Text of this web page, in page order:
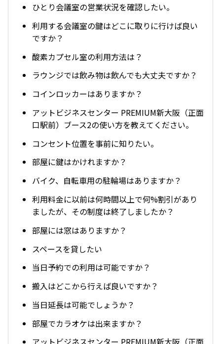
ひとり会議室の営業状況を確認したい。
利用する会議室の鍵はどこに取りに行けば良い
ですか？
酸素カプセル室の利用方法は？
ラウンジでは飲み物は飲んでも大丈夫ですか？
コインロッカーはありますか？
アットビジネスセンター PREMIUM新大阪（正面
口駅前）ブース2の使い方を教えてください。
コンセント位置を事前に知りたい。
部屋に鍵はかけれますか？
バイク、自転車用の駐輪場はありますか？
利用料金に以前は何時間以上で何%割引があり
ましたが、その制度は終了しましたか？
部屋には窓はありますか？
スペースを貸したい
当日予約での利用は可能ですか？
搬入はどこから行えば良いですか？
当日延長は可能でしょうか？
部屋でカラオケは出来ますか？